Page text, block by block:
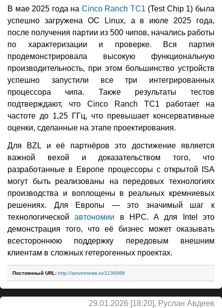
В мае 2025 года на Cinco Ranch TC1 (Test Chip 1) была
успешно загружена ОС Linux, а в июле 2025 года,
после получения партии из 500 чипов, начались работы
по характеризации и проверке. Вся партия
продемонстрировала высокую функциональную
производительность, при этом большинство устройств
успешно запустили все три интегрированных
процессора чипа. Также результаты тестов
подтверждают, что Cinco Ranch TC1 работает на
частоте до 1,25 ГГц, что превышает консервативные
оценки, сделанные на этапе проектирования.
Для BZL и её партнёров это достижение является
важной вехой и доказательством того, что
разработанные в Европе процессоры с открытой ISA
могут быть реализованы на передовых технологиях
производства и воплощены в реальных кремниевых
решениях. Для Европы — это значимый шаг к
технологическойавтономии в HPC. А для Intel это
демонстрация того, что её бизнес может оказывать
всестороннюю поддержку передовым внешним
клиентам в сложных гетерогенных проектах.
Постоянный URL: http://servernews.ru/1136968
29.01.2026 [18:20], Руслан Авдеев